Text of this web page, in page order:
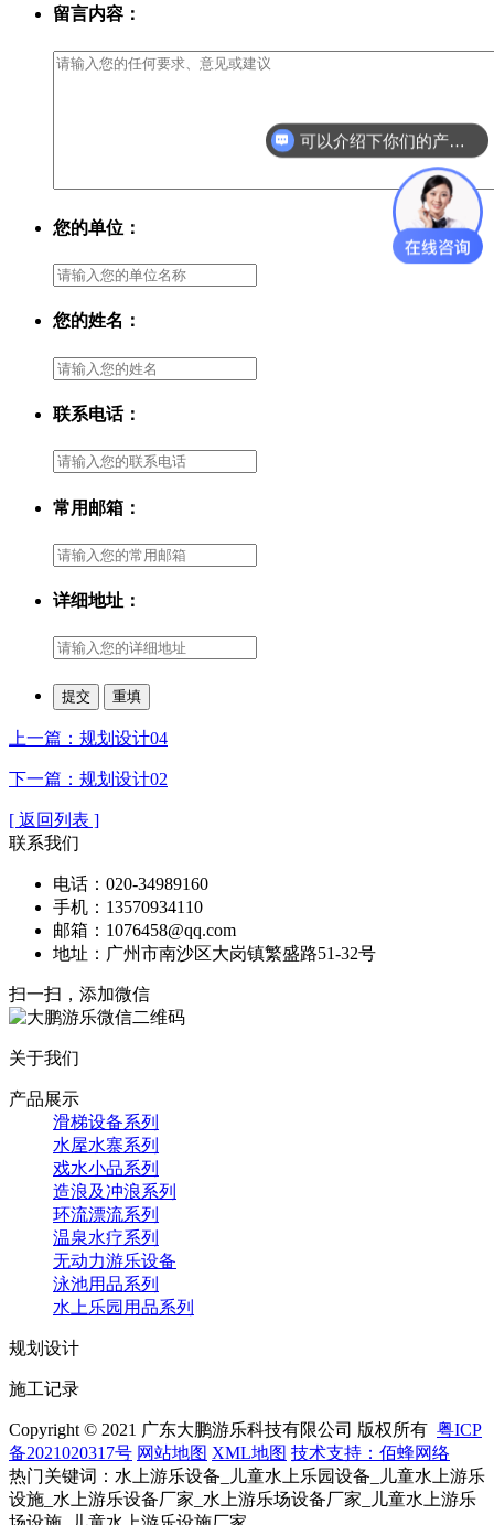
留言内容：
您的单位：
您的姓名：
联系电话：
常用邮箱：
详细地址：
上一篇：规划设计04
下一篇：规划设计02
[ 返回列表 ]
联系我们
电话：020-34989160
手机：13570934110
邮箱：1076458@qq.com
地址：广州市南沙区大岗镇繁盛路51-32号
扫一扫，添加微信
关于我们
产品展示
滑梯设备系列
水屋水寨系列
戏水小品系列
造浪及冲浪系列
环流漂流系列
温泉水疗系列
无动力游乐设备
泳池用品系列
水上乐园用品系列
规划设计
施工记录
Copyright © 2021 广东大鹏游乐科技有限公司 版权所有 粤ICP
备2021020317号 网站地图 XML地图 技术支持：佰蜂网络
热门关键词：水上游乐设备_儿童水上乐园设备_儿童水上游乐
设施_水上游乐设备厂家_水上游乐场设备厂家_儿童水上游乐
可以介绍下你们的产品么？